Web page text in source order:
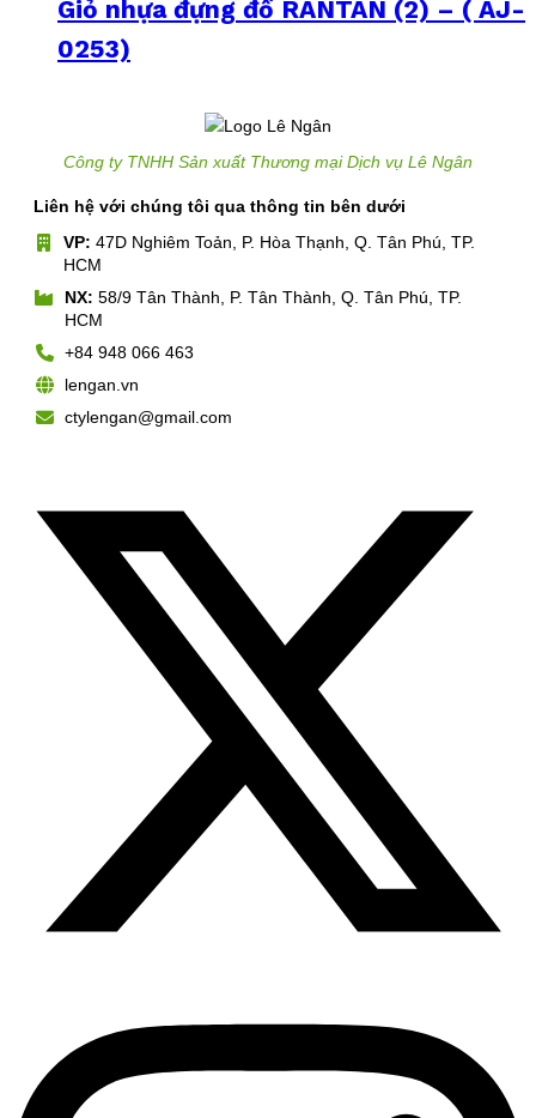
Giỏ nhựa đựng đồ RANTAN (2) – ( AJ-
0253)
Công ty TNHH Sản xuất Thương mại Dịch vụ Lê Ngân
Liên hệ với chúng tôi qua thông tin bên dưới
VP: 47D Nghiêm Toản, P. Hòa Thạnh, Q. Tân Phú, TP.
HCM
NX: 58/9 Tân Thành, P. Tân Thành, Q. Tân Phú, TP.
HCM
+84 948 066 463
lengan.vn
ctylengan@gmail.com